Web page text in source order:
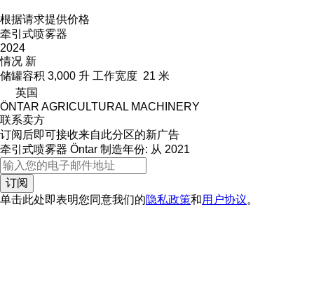
根据请求提供价格
牵引式喷雾器
2024
情况 新
储罐容积 3,000 升 工作宽度 21 米
英国
ÖNTAR AGRICULTURAL MACHINERY
联系卖方
订阅后即可接收来自此分区的新广告
牵引式喷雾器 Öntar 制造年份: 从 2021
订阅
单击此处即表明您同意我们的隐私政策和用户协议。